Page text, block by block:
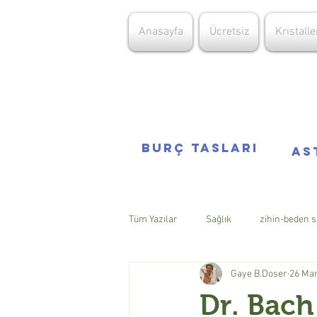
Anasayfa Ücretsiz
Burç Tasları
Tüm Yazılar Sağlık zihin-beden
Coronavirüsle mücadele
Dr.
Gaye B.Doser 26